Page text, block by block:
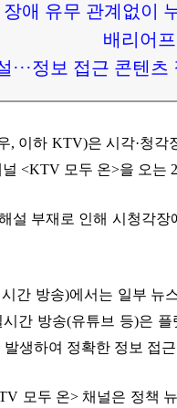
장애 유무 관계없이
배리어
···정보 접근 콘텐
, 이하 KTV)은 시각·청
<KTV 모두 온>을 오는
설 부재로 인해 시청각
간 방송)에서는 일부 뉴
간 방송(유튜브 등)은
생하여 정확한 정보 접
모두 온> 채널은 정책